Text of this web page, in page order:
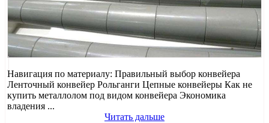
Навигация по материалу: Правильный выбор конвейера
Ленточный конвейер Рольганги Цепные конвейеры Как не
купить металлолом под видом конвейера Экономика
владения ...
Читать дальше